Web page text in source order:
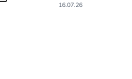
16.07.26